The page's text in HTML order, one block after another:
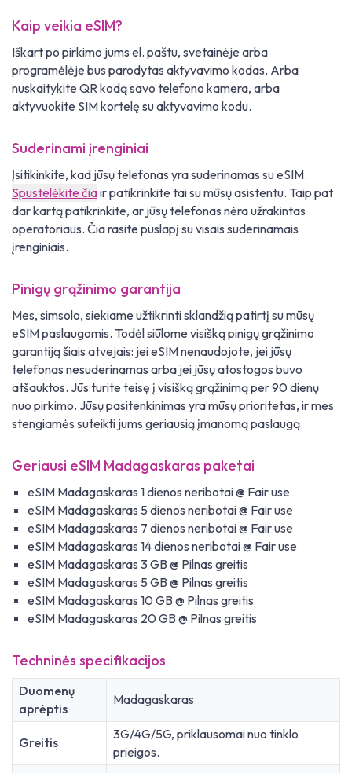
Kaip veikia eSIM?
Iškart po pirkimo jums el. paštu, svetainėje arba
programėlėje bus parodytas aktyvavimo kodas. Arba
nuskaitykite QR kodą savo telefono kamera, arba
aktyvuokite SIM kortelę su aktyvavimo kodu.
Suderinami įrenginiai
Įsitikinkite, kad jūsų telefonas yra suderinamas su eSIM.
Spustelėkite čiair patikrinkite tai su mūsų asistentu. Taip pat
dar kartą patikrinkite, ar jūsų telefonas nėra užrakintas
operatoriaus. Čia rasite puslapį su visais suderinamais
įrenginiais.
Pinigų grąžinimo garantija
Mes, simsolo, siekiame užtikrinti sklandžią patirtį su mūsų
eSIM paslaugomis. Todėl siūlome visišką pinigų grąžinimo
garantiją šiais atvejais: jei eSIM nenaudojote, jei jūsų
telefonas nesuderinamas arba jei jūsų atostogos buvo
atšauktos. Jūs turite teisę į visišką grąžinimą per 90 dienų
nuo pirkimo. Jūsų pasitenkinimas yra mūsų prioritetas, ir mes
stengiamės suteikti jums geriausią įmanomą paslaugą.
Geriausi eSIM Madagaskaras paketai
eSIM Madagaskaras 1 dienos neribotai @ Fair use
eSIM Madagaskaras 5 dienos neribotai @ Fair use
eSIM Madagaskaras 7 dienos neribotai @ Fair use
eSIM Madagaskaras 14 dienos neribotai @ Fair use
eSIM Madagaskaras 3 GB @ Pilnas greitis
eSIM Madagaskaras 5 GB @ Pilnas greitis
eSIM Madagaskaras 10 GB @ Pilnas greitis
eSIM Madagaskaras 20 GB @ Pilnas greitis
Techninės specifikacijos
Duomenų
aprėptis
Madagaskaras
Greitis
3G/4G/5G, priklausomai nuo tinklo
prieigos.